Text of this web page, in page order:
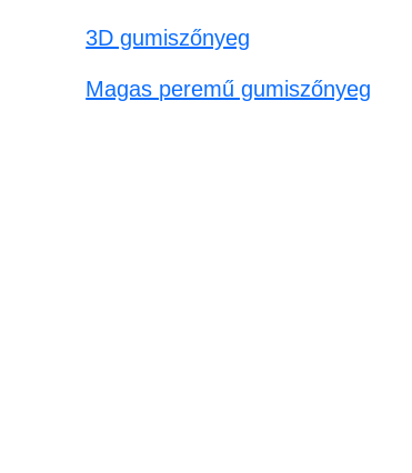
3D gumiszőnyeg
Magas peremű gumiszőnyeg